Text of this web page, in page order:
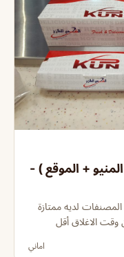
+ الموقع ) -
لديه ممتازة
وقت الاغلاق أقل
اماني